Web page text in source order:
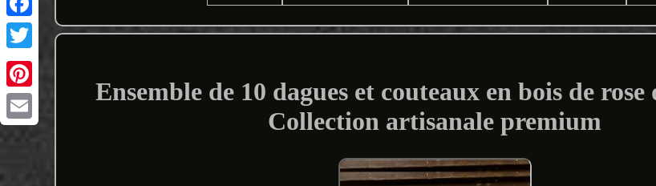
Ensemble de 10 dagues et couteaux en bois de rose
Collection artisanale premium